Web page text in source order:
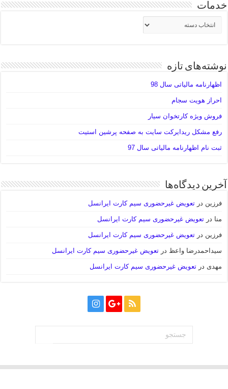
خدمات
نوشته‌های تازه
اظهارنامه مالیاتی سال 98
احراز هویت سجام
فروش ویژه کارتخوان سیار
رفع مشکل ریدایرکت سایت به صفحه پرشین استیت
ثبت نام اظهارنامه مالیاتی سال 97
آخرین دیدگاه‌ها
فرزین درتعویض غیرحضوری سیم کارت ایرانسل
منا درتعویض غیرحضوری سیم کارت ایرانسل
فرزین درتعویض غیرحضوری سیم کارت ایرانسل
سیداحمدرضا واعظ درتعویض غیرحضوری سیم کارت ایرانسل
مهدی درتعویض غیرحضوری سیم کارت ایرانسل